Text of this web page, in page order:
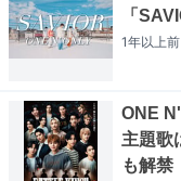
「
1年以上前
ONE
主題歌
も解禁